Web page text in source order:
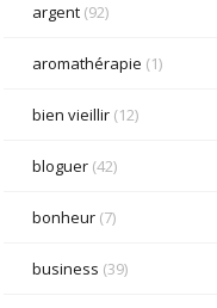
argent(92)
aromathérapie (1)
bien vieillir(12)
bloguer(42)
bonheur(7)
business (39)